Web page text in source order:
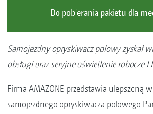
Do pobierania pakietu dla
Samojezdny opryskiwacz polowy zyskał
obsługi oraz seryjne oświetlenie robocze
Firma AMAZONE przedstawia ulepszoną
samojezdnego opryskiwacza polowego